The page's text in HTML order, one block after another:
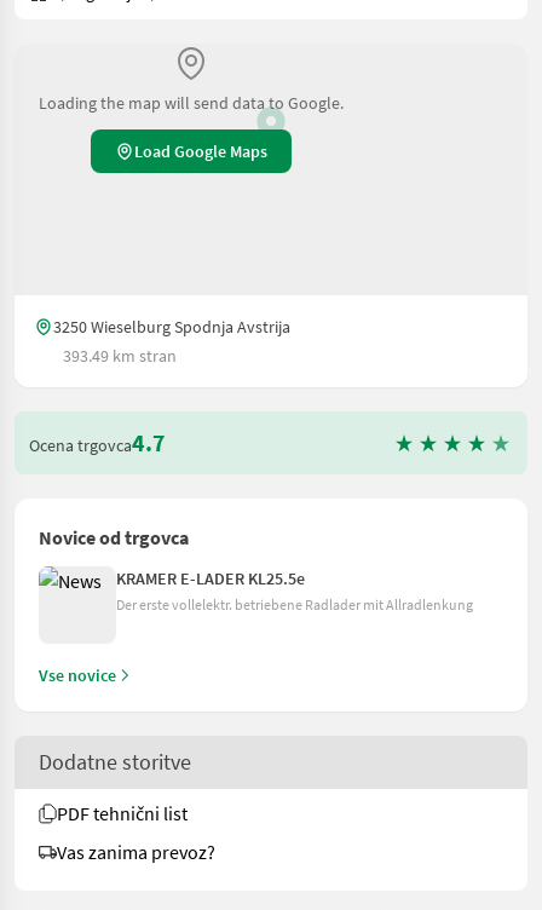
Loading the map will send data to Google.
Load Google Maps
3250 Wieselburg Spodnja Avstrija
393.49 km stran
Ocena trgovca4.7
Novice od trgovca
KRAMER E-LADER KL25.5e
Der erste vollelektr. betriebene Radlader mit Allradlenkung
Vse novice
Dodatne storitve
PDF tehnični list
Vas zanima prevoz?